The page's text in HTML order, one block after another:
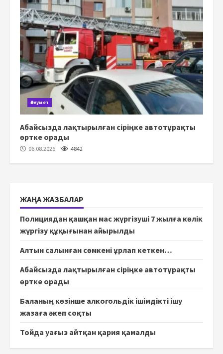
Әлеумет
Абайсызда лақтырылған сіріңке автотұрақты
өртке орады
06.08.2026 4842
ЖАҢА ЖАЗБАЛАР
Полициядан қашқан мас жүргізуші 7 жылға көлік
жүргізу құқығынан айырылды
Алтын салынған сөмкені ұрлап кеткен…
Абайсызда лақтырылған сіріңке автотұрақты
өртке орады
Баланың көзінше алкогольдік ішімдікті ішу
жазаға әкеп соқты
Тойда уағыз айтқан қария қамалды